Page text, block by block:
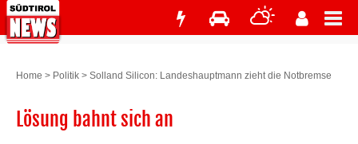
Home > Politik > Solland Silicon: Landeshauptmann zieht die Notbremse
Lösung bahnt sich an